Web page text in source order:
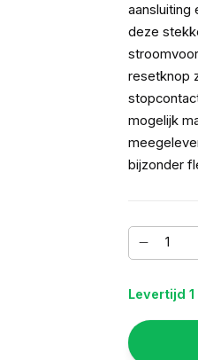
aansluiting
deze
resetknop
mogelijk
bijzonder
Levertijd